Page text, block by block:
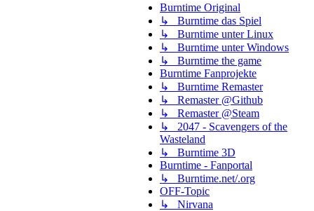
Burntime Original
↳ Burntime das Spiel
↳ Burntime unter Linux
↳ Burntime unter Windows
↳ Burntime the game
Burntime Fanprojekte
↳ Burntime Remaster
↳ Remaster @Github
↳ Remaster @Steam
↳ 2047 - Scavengers of the
Wasteland
↳ Burntime 3D
Burntime - Fanportal
↳ Burntime.net/.org
OFF-Topic
↳ Nirvana